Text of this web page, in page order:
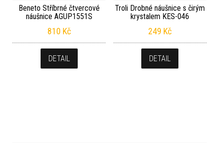
Beneto Stříbrné čtvercové
náušnice AGUP1551S
810 Kč
DETAIL
Troli Drobné náušnice s čirým
krystalem KES-046
249 Kč
DETAIL